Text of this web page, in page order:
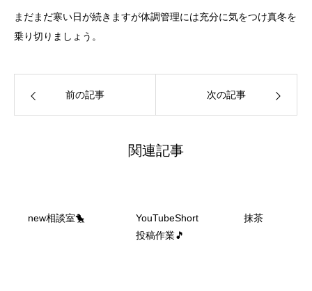
まだまだ寒い日が続きますが体調管理には充分に気をつけ真冬を
乗り切りましょう。
前の記事 次の記事
関連記事
new相談室🐤
YouTubeShort
投稿作業🎵
抹茶